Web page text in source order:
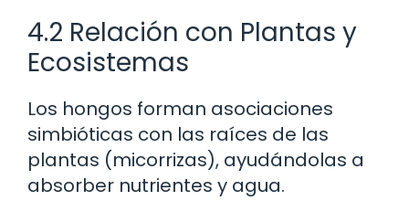
4.2 Relación con Plantas y
Ecosistemas
Los hongos forman asociaciones
simbióticas con las raíces de las
plantas (micorrizas), ayudándolas a
absorber nutrientes y agua.